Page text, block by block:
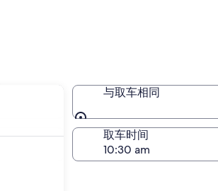
与取车相同
与取车相同
取车时间